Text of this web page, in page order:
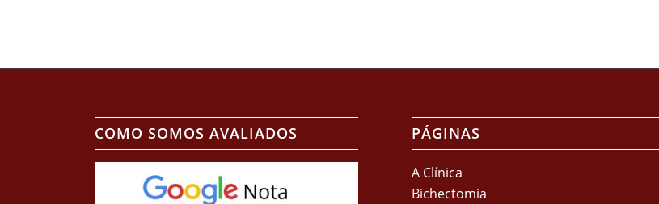
COMO SOMOS AVALIADOS PÁGINAS
A Clínica
Bichectomia